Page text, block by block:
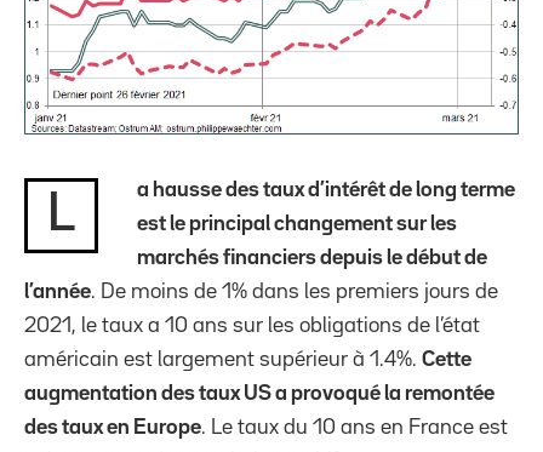
L
a hausse des taux d’intérêt de long terme
est le principal changement sur les
marchés financiers depuis le début de
l’année. De moins de 1% dans les premiers jours de
2021, le taux a 10 ans sur les obligations de l’état
américain est largement supérieur à 1.4%. Cette
augmentation des taux US a provoqué la remontée
des taux en Europe. Le taux du 10 ans en France est